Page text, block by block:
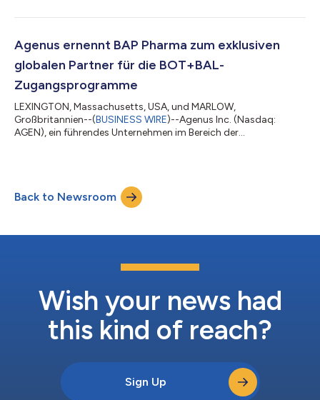
(BOT), ein Fc-verstärkter multifunktionalen Anti-CTLA-4-
Antikörper, bei Patienten mit refraktärem
mikrosatellitenstabilem (MSS) metastasiertem
Kolorektalkarzinom...
Agenus ernennt BAP Pharma zum exklusiven
globalen Partner für die BOT+BAL-
Zugangsprogramme
LEXINGTON, Massachusetts, USA, und MARLOW,
Großbritannien--(BUSINESS WIRE)--Agenus Inc. (Nasdaq:
AGEN), ein führendes Unternehmen im Bereich der
BAP Pharma zum exklusiven globalen Partner von Agenus für die
globalen, autorisierten Zugangsprogramme für Botensilimab
(BOT) plus Balstilimab (BAL) bekannt. Die Partnerschaft
Back to Newsroom
Wish your news had
this kind of reach?
Sign Up